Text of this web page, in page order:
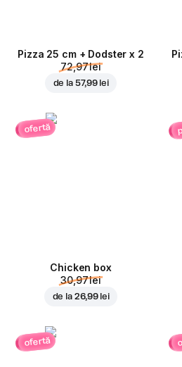
Pizza 25 cm + Dodster x 2
72,97 lei
de la 57,99 lei
ofertă
Chicken box
30,97 lei
de la 26,99 lei
ofertă